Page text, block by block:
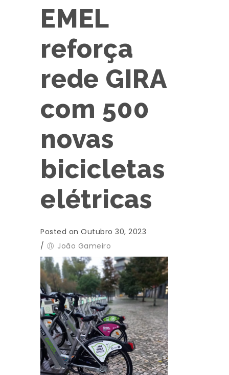
EMEL
reforça
rede GIRA
com 500
novas
bicicletas
elétricas
Posted on Outubro 30, 2023
/
João Gameiro